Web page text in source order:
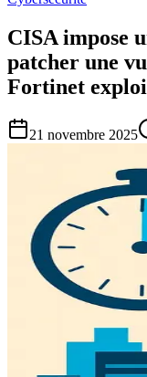
CISA impose
patcher une
Fortinet
21 novembre 2025